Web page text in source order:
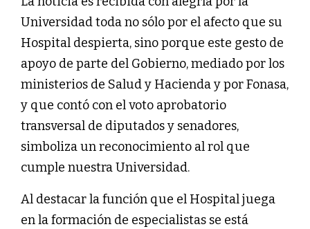
Universidad toda no sólo por el afecto que su
Hospital despierta, sino porque este gesto de
apoyo de parte del Gobierno, mediado por los
ministerios de Salud y Hacienda y por Fonasa,
y que contó con el voto aprobatorio
transversal de diputados y senadores,
simboliza un reconocimiento al rol que
cumple nuestra Universidad.
Al destacar la función que el Hospital juega
en la formación de especialistas se está